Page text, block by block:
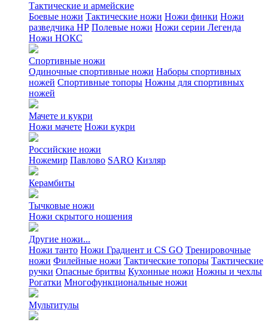
Тактические и армейские
Боевые ножи Тактические ножи Ножи финки Ножи
разведчика НР Полевые ножи Ножи серии Легенда
Ножи НОКС
Спортивные ножи
Одиночные спортивные ножи Наборы спортивных
ножей Спортивные топоры Ножны для спортивных
ножей
Мачете и кукри
Ножи мачете Ножи кукри
Российские ножи
Ножемир Павлово SARO Кизляр
Керамбиты
Тычковые ножи
Ножи скрытого ношения
Другие ножи...
Ножи танто Ножи Градиент и CS GO Тренировочные
ножи Филейные ножи Тактические топоры Тактические
ручки Опасные бритвы Кухонные ножи Ножны и чехлы
Рогатки Многофункциональные ножи
Мультитулы